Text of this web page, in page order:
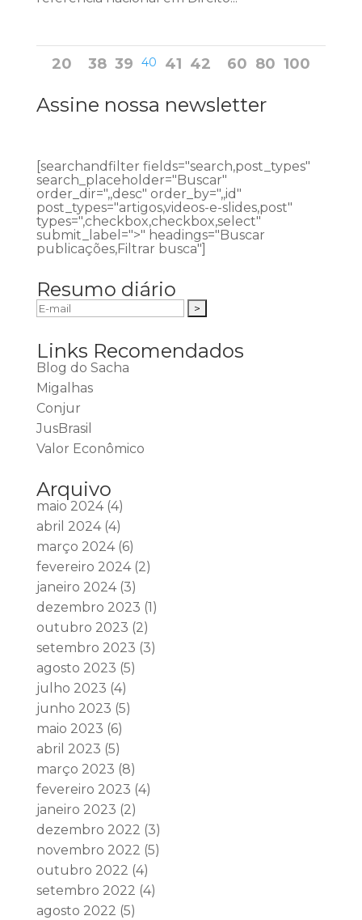
20 38 39 40 41 42 60 80 100
Assine nossa newsletter
[searchandfilter fields="search,post_types"
search_placeholder="Buscar"
order_dir=",,desc" order_by=",,id"
post_types="artigos,videos-e-slides,post"
types=",checkbox,checkbox,select"
submit_label=">" headings="Buscar
publicações,Filtrar busca"]
Resumo diário
Links Recomendados
Blog do Sacha
Migalhas
Conjur
JusBrasil
Valor Econômico
Arquivo
maio 2024(4)
abril 2024(4)
março 2024(6)
fevereiro 2024(2)
janeiro 2024(3)
dezembro 2023 (1)
outubro 2023 (2)
setembro 2023 (3)
agosto 2023 (5)
julho 2023 (4)
junho 2023 (5)
maio 2023 (6)
abril 2023 (5)
março 2023 (8)
fevereiro 2023 (4)
janeiro 2023 (2)
dezembro 2022 (3)
novembro 2022 (5)
outubro 2022 (4)
setembro 2022 (4)
agosto 2022 (5)